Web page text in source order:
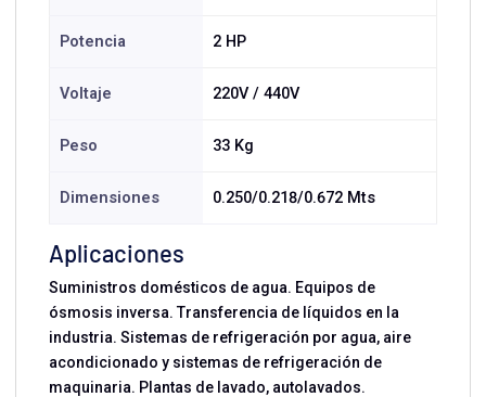
Potencia 2 HP
Voltaje 220V / 440V
Peso 33 Kg
Dimensiones 0.250/0.218/0.672 Mts
Aplicaciones
Suministros domésticos de agua. Equipos de
ósmosis inversa. Transferencia de líquidos en la
industria. Sistemas de refrigeración por agua, aire
acondicionado y sistemas de refrigeración de
maquinaria. Plantas de lavado, autolavados.